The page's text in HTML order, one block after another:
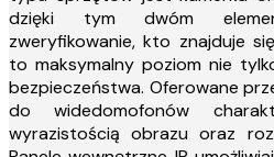
dzięki tym dwóm
zweryfikowanie, kto znajduje
to maksymalny poziom nie
bezpieczeństwa. Oferowane
do widedomofonów
wyrazistością obrazu oraz